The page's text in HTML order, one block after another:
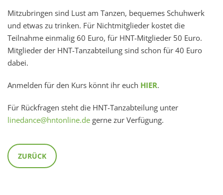
Mitzubringen sind Lust am Tanzen, bequemes Schuhwerk
und etwas zu trinken. Für Nichtmitglieder kostet die
Teilnahme einmalig 60 Euro, für HNT-Mitglieder 50 Euro.
Mitglieder der HNT-Tanzabteilung sind schon für 40 Euro
dabei.
Anmelden für den Kurs könnt ihr euch HIER.
Für Rückfragen steht die HNT-Tanzabteilung unter
linedance@hntonline.de gerne zur Verfügung.
ZURÜCK